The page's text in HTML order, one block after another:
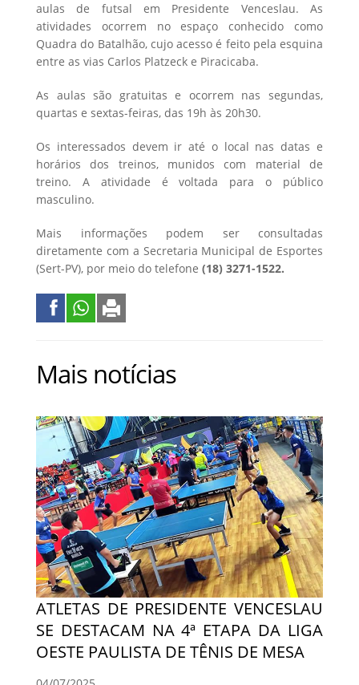
aulas de futsal em Presidente Venceslau. As
atividades ocorrem no espaço conhecido como
Quadra do Batalhão, cujo acesso é feito pela esquina
entre as vias Carlos Platzeck e Piracicaba.
As aulas são gratuitas e ocorrem nas segundas,
quartas e sextas-feiras, das 19h às 20h30.
Os interessados devem ir até o local nas datas e
horários dos treinos, munidos com material de
treino. A atividade é voltada para o público
masculino.
Mais informações podem ser consultadas
diretamente com a Secretaria Municipal de Esportes
(Sert-PV), por meio do telefone (18) 3271-1522.
Mais notícias
ATLETAS DE PRESIDENTE VENCESLAU
SE DESTACAM NA 4ª ETAPA DA LIGA
OESTE PAULISTA DE TÊNIS DE MESA